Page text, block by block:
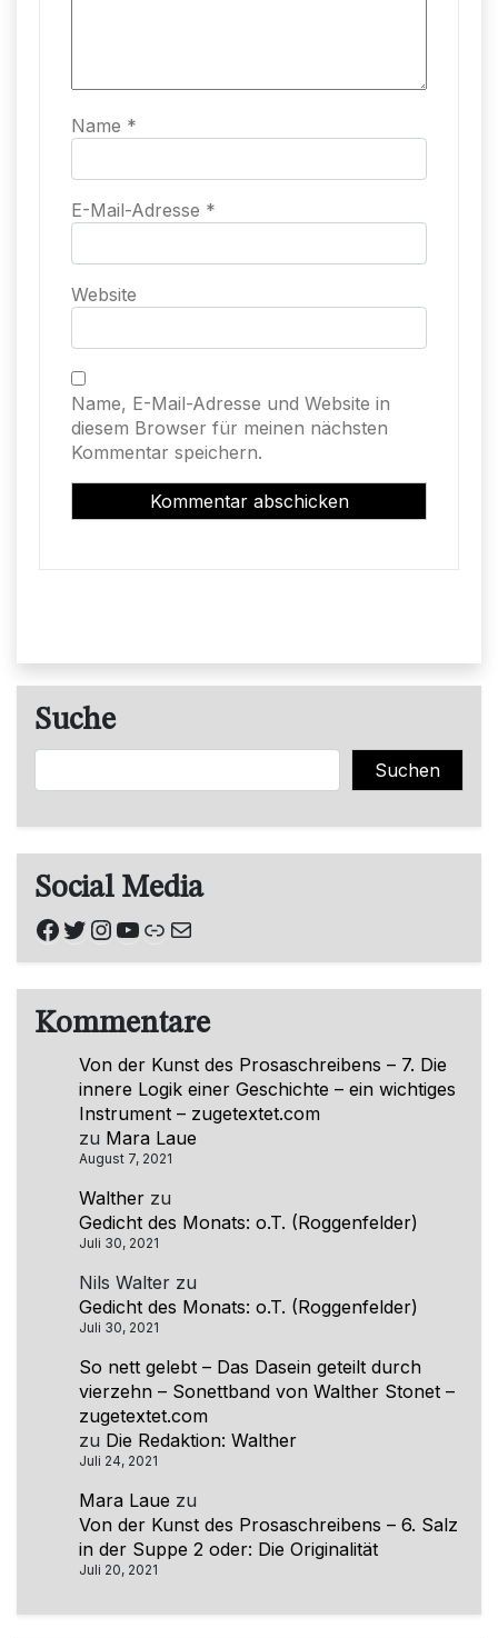
Name *
E-Mail-Adresse *
Website
Name, E-Mail-Adresse und Website in
diesem Browser für meinen nächsten
Kommentar speichern.
Suche
Suchen Suchen
Social Media
Facebook
Twitter
Instagram
YouTube
Link
E-Mail
Kommentare
Von der Kunst des Prosaschreibens – 7. Die
innere Logik einer Geschichte – ein wichtiges
Instrument – zugetextet.com
zu Mara Laue
August 7, 2021
Walther zu
Gedicht des Monats: o.T. (Roggenfelder)
Juli 30, 2021
Nils Walter zu
Gedicht des Monats: o.T. (Roggenfelder)
Juli 30, 2021
So nett gelebt – Das Dasein geteilt durch
vierzehn – Sonettband von Walther Stonet –
zugetextet.com
zu Die Redaktion: Walther
Juli 24, 2021
Mara Laue zu
Von der Kunst des Prosaschreibens – 6. Salz
in der Suppe 2 oder: Die Originalität
Juli 20, 2021